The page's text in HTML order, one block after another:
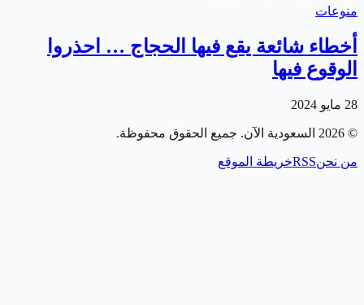
منوعات
أخطاء شائعة يقع فيها الحجاج … احذروا
الوقوع فيها
28 مايو 2024
©
2026 السعودية الآن. جميع الحقوق محفوظة.
من نحنRSSخريطة الموقع